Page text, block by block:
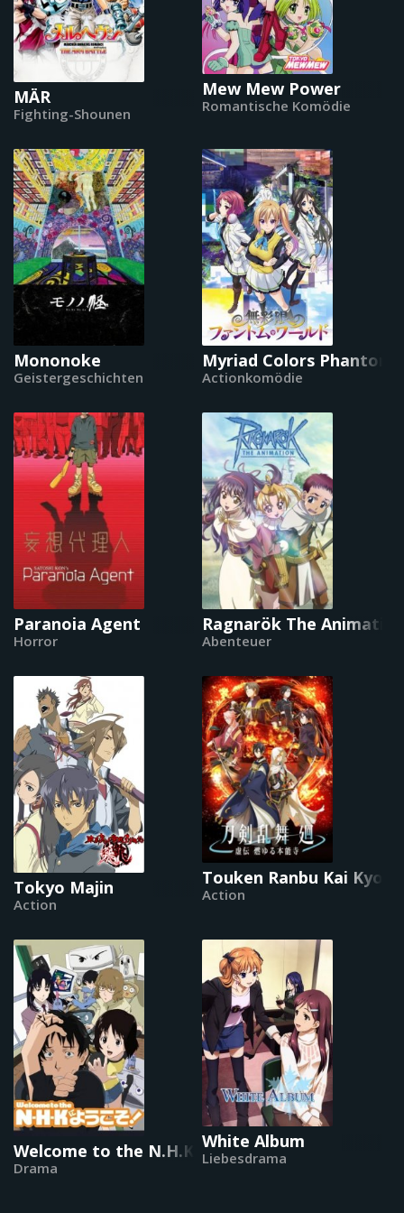
MÄR
Fighting-Shounen
Mew Mew Power
Romantische Komödie
Mononoke
Geistergeschichten
Myriad Colors Phantom
Actionkomödie
Paranoia Agent
Horror
Ragnarök The Animation
Abenteuer
Tokyo Majin
Action
Touken Ranbu Kai
Action
Welcome to the N.H.K.
Drama
White Album
Liebesdrama